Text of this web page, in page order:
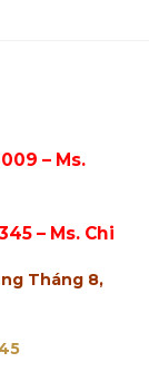
– Ms.
– Ms. Chi
Tháng 8,